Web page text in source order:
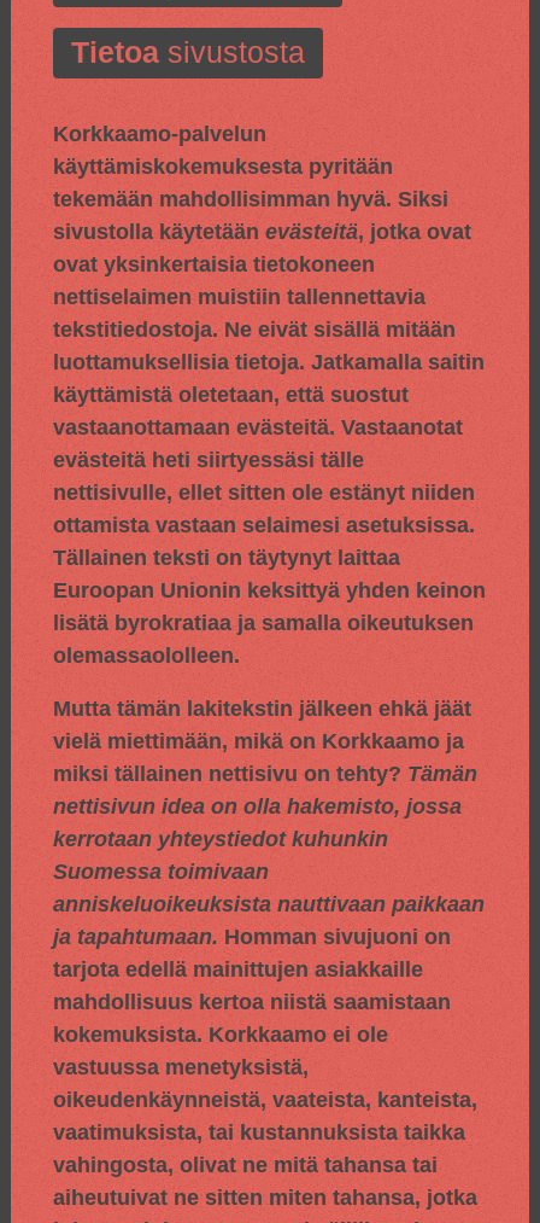
Tietoasivustosta
Korkkaamo-palvelun
käyttämiskokemuksesta pyritään
tekemään mahdollisimman hyvä. Siksi
sivustolla käytetään evästeitä, jotka ovat
ovat yksinkertaisia tietokoneen
nettiselaimen muistiin tallennettavia
tekstitiedostoja. Ne eivät sisällä mitään
luottamuksellisia tietoja. Jatkamalla saitin
käyttämistä oletetaan, että suostut
vastaanottamaan evästeitä. Vastaanotat
evästeitä heti siirtyessäsi tälle
nettisivulle, ellet sitten ole estänyt niiden
ottamista vastaan selaimesi asetuksissa.
Tällainen teksti on täytynyt laittaa
Euroopan Unionin keksittyä yhden keinon
lisätä byrokratiaa ja samalla oikeutuksen
olemassaololleen.
Mutta tämän lakitekstin jälkeen ehkä jäät
vielä miettimään, mikä on Korkkaamo ja
miksi tällainen nettisivu on tehty? Tämän
nettisivun idea on olla hakemisto, jossa
kerrotaan yhteystiedot kuhunkin
Suomessa toimivaan
anniskeluoikeuksista nauttivaan paikkaan
ja tapahtumaan. Homman sivujuoni on
tarjota edellä mainittujen asiakkaille
mahdollisuus kertoa niistä saamistaan
kokemuksista. Korkkaamo ei ole
vastuussa menetyksistä,
oikeudenkäynneistä, vaateista, kanteista,
vaatimuksista, tai kustannuksista taikka
vahingosta, olivat ne mitä tahansa tai
aiheutuivat ne sitten miten tahansa, jotka